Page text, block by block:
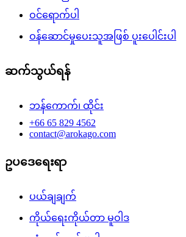
ဝင်ရောက်ပါ
ဝန်ဆောင်မှုပေးသူအဖြစ် ပူးပေါင်းပါ
ဆက်သွယ်ရန်
ဘန်ကောက်၊ ထိုင်း
+66 65 829 4562
contact@arokago.com
ဥပဒေရေးရာ
ပယ်ချချက်
ကိုယ်ရေးကိုယ်တာ မူဝါဒ